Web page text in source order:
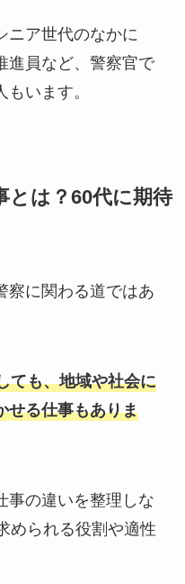
ニア世代のなかに
進員など、警察官で
います。
とは？60代に期待
察に関わる道ではあ
ても、地域や社会に
せる仕事もありま
事の違いを整理しな
められる役割や適性